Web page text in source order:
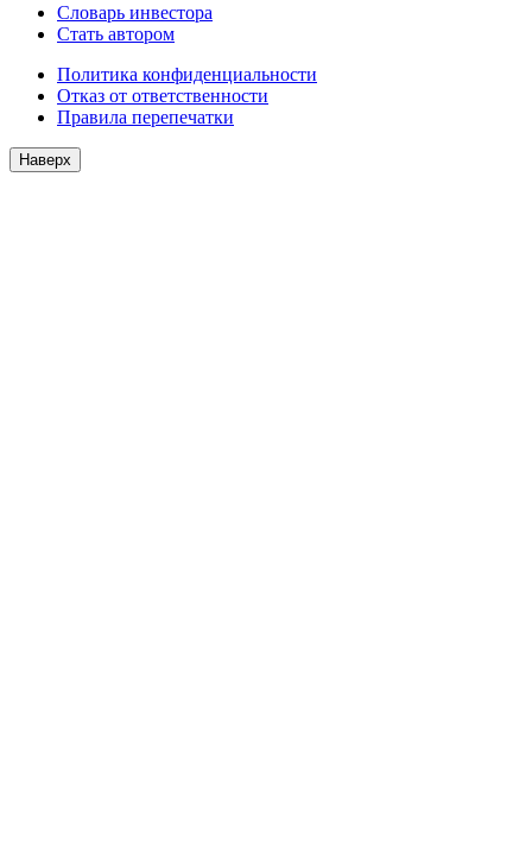
Словарь инвестора
Стать автором
Политика конфиденциальности
Отказ от ответственности
Правила перепечатки
Наверх